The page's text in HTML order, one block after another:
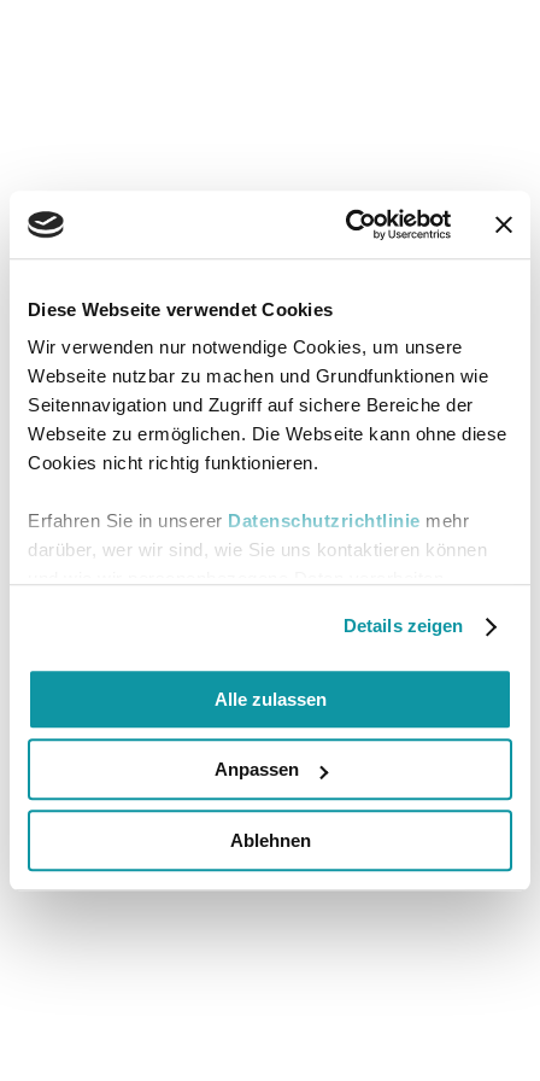
Diese Webseite verwendet Cookies
Wir verwenden nur notwendige Cookies, um unsere
Webseite nutzbar zu machen und Grundfunktionen wie
Seitennavigation und Zugriff auf sichere Bereiche der
Webseite zu ermöglichen. Die Webseite kann ohne diese
Cookies nicht richtig funktionieren.
Erfahren Sie in unserer Datenschutzrichtlinie mehr
darüber, wer wir sind, wie Sie uns kontaktieren können
Details zeigen
Alle zulassen
Anpassen
Ablehnen